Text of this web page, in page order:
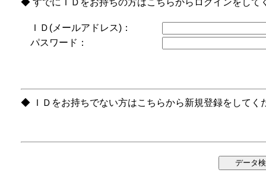
◆ すでにＩＤをお持ちの方はこちらからログインをして
ＩＤ(メールアドレス)：
パスワード：
◆ ＩＤをお持ちでない方はこちらから新規登録をしてく